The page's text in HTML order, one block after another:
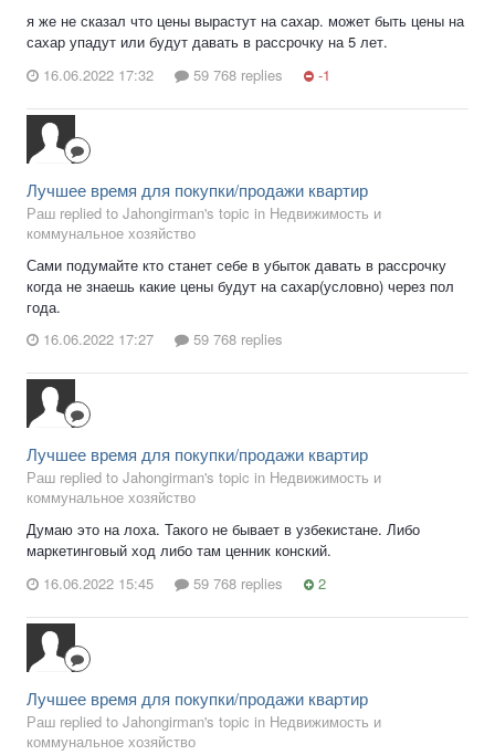
я же не сказал что цены вырастут на сахар. может быть цены на
сахар упадут или будут давать в рассрочку на 5 лет.
16.06.2022 17:32
59 768 replies -1
Лучшее время для покупки/продажи квартир
Раш replied to Jahongirman's topic in Недвижимость и
коммунальное хозяйство
Сами подумайте кто станет себе в убыток давать в рассрочку
когда не знаешь какие цены будут на сахар(условно) через пол
года.
16.06.2022 17:27
59 768 replies
Лучшее время для покупки/продажи квартир
Раш replied to Jahongirman's topic in Недвижимость и
коммунальное хозяйство
Думаю это на лоха. Такого не бывает в узбекистане. Либо
маркетинговый ход либо там ценник конский.
16.06.2022 15:45
59 768 replies 2
Лучшее время для покупки/продажи квартир
Раш replied to Jahongirman's topic in Недвижимость и
коммунальное хозяйство